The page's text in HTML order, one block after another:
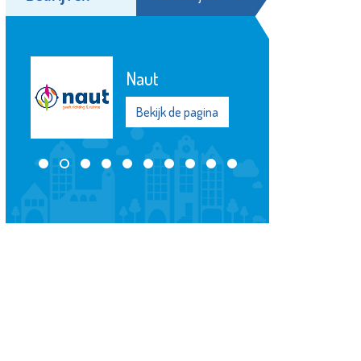
Stedelijk
Gymnasium
Schiedam
Bekijk de pagina